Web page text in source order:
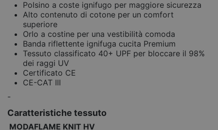
Polsino a coste ignifugo per maggiore sicurezza
Alto contenuto di cotone per un comfort
superiore
Orlo a costine per una vestibilità comoda
Banda riflettente ignifuga cucita Premium
Tessuto classificato 40+ UPF per bloccare il 98%
dei raggi UV
Certificato CE
CE-CAT III
-
Caratteristiche tessuto
MODAFLAME KNIT HV